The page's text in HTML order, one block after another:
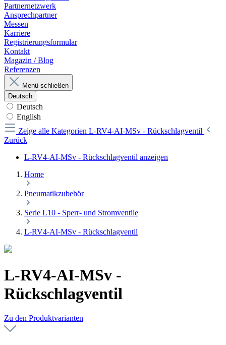
Partnernetzwerk
Ansprechpartner
Messen
Karriere
Registrierungsformular
Kontakt
Magazin / Blog
Referenzen
Menü schließen
Deutsch
Deutsch
English
Zeige alle Kategorien L-RV4-AI-MSv - Rückschlagventil
Zurück
L-RV4-AI-MSv - Rückschlagventil anzeigen
Home
Pneumatikzubehör
Serie L10 - Sperr- und Stromventile
L-RV4-AI-MSv - Rückschlagventil
L-RV4-AI-MSv -
Rückschlagventil
Zu den Produktvarianten